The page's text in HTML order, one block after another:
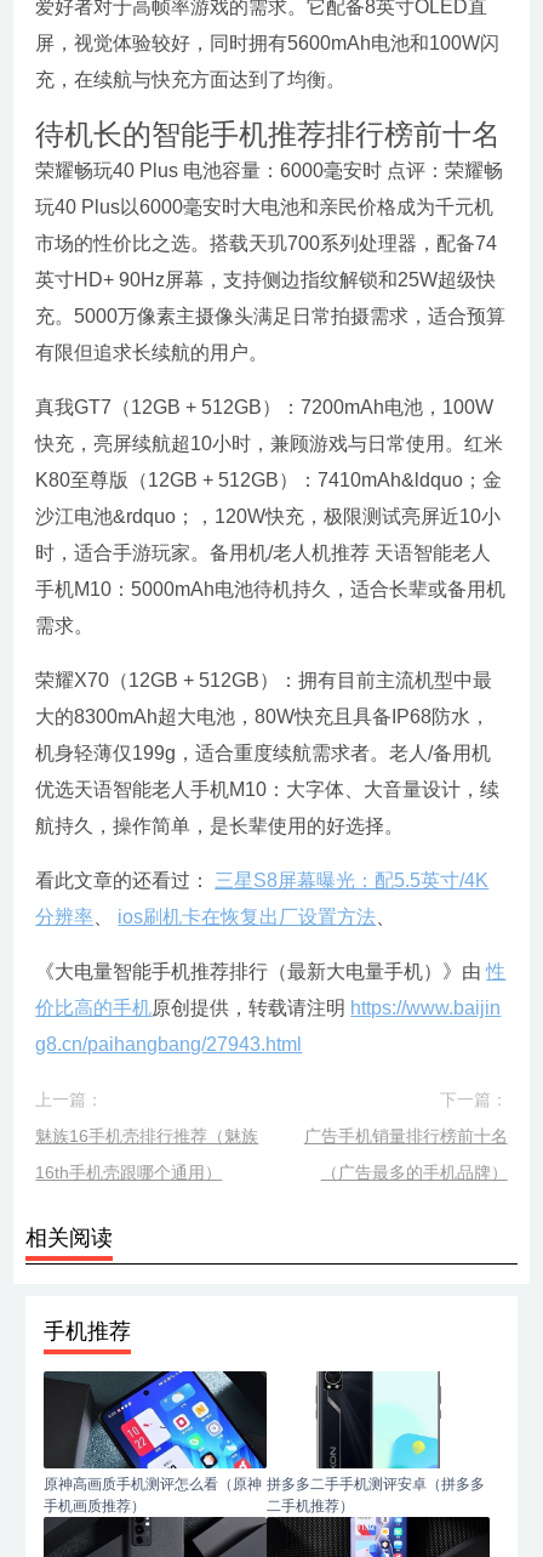
爱好者对于高帧率游戏的需求。它配备8英寸OLED直
屏，视觉体验较好，同时拥有5600mAh电池和100W闪
充，在续航与快充方面达到了均衡。
待机长的智能手机推荐排行榜前十名
荣耀畅玩40 Plus 电池容量：6000毫安时 点评：荣耀畅
玩40 Plus以6000毫安时大电池和亲民价格成为千元机
市场的性价比之选。搭载天玑700系列处理器，配备74
英寸HD+ 90Hz屏幕，支持侧边指纹解锁和25W超级快
充。5000万像素主摄像头满足日常拍摄需求，适合预算
有限但追求长续航的用户。
真我GT7（12GB + 512GB）：7200mAh电池，100W
快充，亮屏续航超10小时，兼顾游戏与日常使用。红米
K80至尊版（12GB + 512GB）：7410mAh&ldquo；金
沙江电池&rdquo；，120W快充，极限测试亮屏近10小
时，适合手游玩家。备用机/老人机推荐 天语智能老人
手机M10：5000mAh电池待机持久，适合长辈或备用机
需求。
荣耀X70（12GB + 512GB）：拥有目前主流机型中最
大的8300mAh超大电池，80W快充且具备IP68防水，
机身轻薄仅199g，适合重度续航需求者。老人/备用机
优选天语智能老人手机M10：大字体、大音量设计，续
航持久，操作简单，是长辈使用的好选择。
看此文章的还看过： 三星S8屏幕曝光：配5.5英寸/4K
分辨率
ios刷机卡在恢复出厂设置方法
《大电量智能手机推荐排行（最新大电量手机）》由性
价比高的手机原创提供，转载请注明 https://www.baijin
g8.cn/paihangbang/27943.html
上一篇：
魅族16手机壳排行推荐（魅族
16th手机壳跟哪个通用）
下一篇：
广告手机销量排行榜前十名
（广告最多的手机品牌）
相关阅读
手机推荐
原神高画质手机测评怎么看（原神
手机画质推荐）
拼多多二手手机测评安卓（拼多多
二手机推荐）